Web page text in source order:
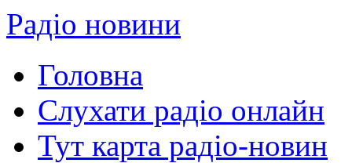
Радіо новини
Головна
Слухати радіо онлайн
Тут карта радіо-новин